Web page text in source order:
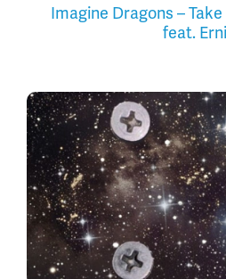
Imagine Dragons –
feat.